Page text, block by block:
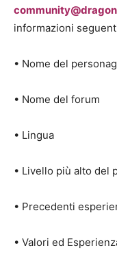
informazioni
• Nome del
• Nome del forum
• Lingua
• Livello più alto del
• Precedenti
• Valori ed